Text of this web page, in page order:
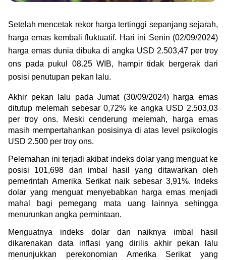
Profile
Tata Kelola
Setelah mencetak rekor harga tertinggi sepanjang sejarah,
harga emas kembali fluktuatif. Hari ini Senin (02/09/2024)
harga emas dunia dibuka di angka USD 2.503,47 per troy
ons pada pukul 08.25 WIB, hampir tidak bergerak dari
posisi penutupan pekan lalu.
Akhir pekan lalu pada Jumat (30/09/2024) harga emas
ditutup melemah sebesar 0,72% ke angka USD 2.503,03
per troy ons. Meski cenderung melemah, harga emas
masih mempertahankan posisinya di atas level psikologis
USD 2.500 per troy ons.
Pelemahan ini terjadi akibat indeks dolar yang menguat ke
posisi 101,698 dan imbal hasil yang ditawarkan oleh
pemerintah Amerika Serikat naik sebesar 3,91%. Indeks
dolar yang menguat menyebabkan harga emas menjadi
mahal bagi pemegang mata uang lainnya sehingga
menurunkan angka permintaan.
Menguatnya indeks dolar dan naiknya imbal hasil
dikarenakan data inflasi yang dirilis akhir pekan lalu
menunjukkan perekonomian Amerika Serikat yang